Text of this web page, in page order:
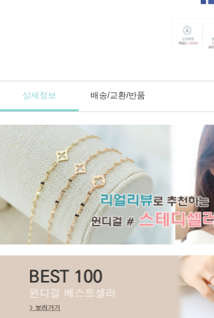
상세정보 배송/교환/반품